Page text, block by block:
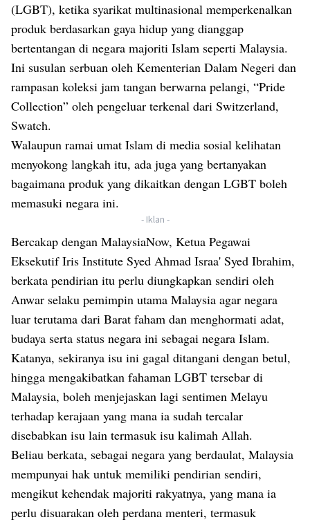
(LGBT), ketika syarikat multinasional memperkenalkan
produk berdasarkan gaya hidup yang dianggap
bertentangan di negara majoriti Islam seperti Malaysia.
Ini susulan serbuan oleh Kementerian Dalam Negeri dan
rampasan koleksi jam tangan berwarna pelangi, “Pride
Collection” oleh pengeluar terkenal dari Switzerland,
Swatch.
Walaupun ramai umat Islam di media sosial kelihatan
menyokong langkah itu, ada juga yang bertanyakan
bagaimana produk yang dikaitkan dengan LGBT boleh
memasuki negara ini.
- Iklan -
Bercakap dengan MalaysiaNow, Ketua Pegawai
Eksekutif Iris Institute Syed Ahmad Israa' Syed Ibrahim,
berkata pendirian itu perlu diungkapkan sendiri oleh
Anwar selaku pemimpin utama Malaysia agar negara
luar terutama dari Barat faham dan menghormati adat,
budaya serta status negara ini sebagai negara Islam.
Katanya, sekiranya isu ini gagal ditangani dengan betul,
hingga mengakibatkan fahaman LGBT tersebar di
Malaysia, boleh menjejaskan lagi sentimen Melayu
terhadap kerajaan yang mana ia sudah tercalar
disebabkan isu lain termasuk isu kalimah Allah.
Beliau berkata, sebagai negara yang berdaulat, Malaysia
mempunyai hak untuk memiliki pendirian sendiri,
mengikut kehendak majoriti rakyatnya, yang mana ia
perlu disuarakan oleh perdana menteri, termasuk